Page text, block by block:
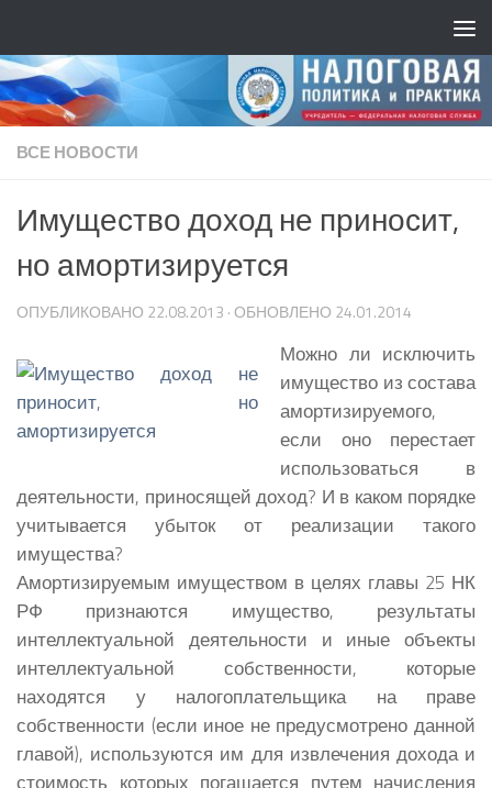
ВСЕ НОВОСТИ
Имущество доход не приносит,
но амортизируется
ОПУБЛИКОВАНО 22.08.2013 · ОБНОВЛЕНО 24.01.2014
Можно ли исключить
имущество из состава
амортизируемого,
если оно перестает
использоваться в
деятельности, приносящей доход? И в каком порядке
учитывается убыток от реализации такого
имущества?
Амортизируемым имуществом в целях главы 25 НК
РФ признаются имущество, результаты
интеллектуальной деятельности и иные объекты
интеллектуальной собственности, которые
находятся у налогоплательщика на праве
собственности (если иное не предусмотрено данной
главой), используются им для извлечения дохода и
стоимость которых погашается путем начисления